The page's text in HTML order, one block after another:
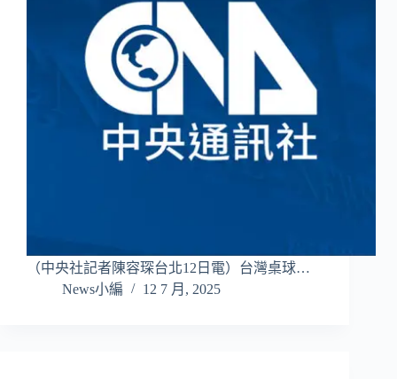
（中央社記者陳容琛台北12日電）台灣桌球…
News小編
12 7 月, 2025